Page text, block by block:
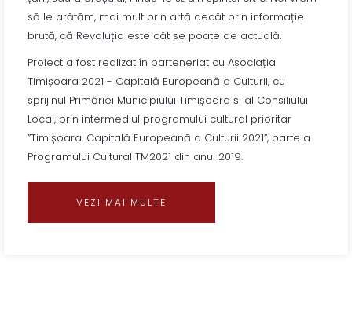
să le arătăm, mai mult prin artă decât prin informație
brută, că Revoluția este cât se poate de actuală.
Proiect a fost realizat în parteneriat cu Asociația
Timișoara 2021 - Capitală Europeană a Culturii, cu
sprijinul Primăriei Municipiului Timișoara și al Consiliului
Local, prin intermediul programului cultural prioritar
”Timișoara. Capitală Europeană a Culturii 2021”, parte a
Programului Cultural TM2021 din anul 2019.
VEZI MAI MULTE